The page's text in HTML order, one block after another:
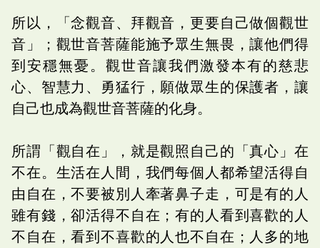
所以，「念觀音、拜觀音，更要自己做個觀世
音」；觀世音菩薩能施予眾生無畏，讓他們得
到安穩無憂。觀世音讓我們激發本有的慈悲
心、智慧力、勇猛行，願做眾生的保護者，讓
自己也成為觀世音菩薩的化身。
所謂「觀自在」，就是觀照自己的「真心」在
不在。生活在人間，我們每個人都希望活得自
由自在，不要被別人牽著鼻子走，可是有的人
雖有錢，卻活得不自在；有的人看到喜歡的人
不自在，看到不喜歡的人也不自在；人多的地